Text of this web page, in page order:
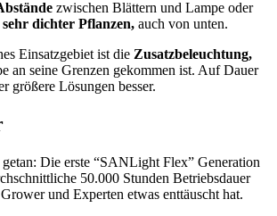
zwischen Blättern und Lampe oder
sehr dichter Pflanzen, auch von unten.
Einsatzgebiet ist die Zusatzbeleuchtung,
an seine Grenzen gekommen ist. Auf Dauer
größere Lösungen besser.
Die erste “SANLight Flex” Generation
50.000 Stunden Betriebsdauer
und Experten etwas enttäuscht hat.